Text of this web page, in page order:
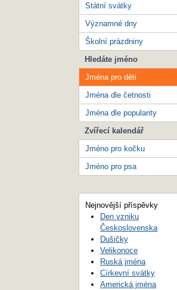
Státní svátky
Významné dny
Školní prázdniny
Hledáte jméno
Jména pro děti
Jména dle četnosti
Jména dle popularity
Zvířecí kalendář
Jméno pro kočku
Jméno pro psa
Nejnovější příspěvky
Den vzniku
Československa
Dušičky
Velikonoce
Ruská jména
Církevní svátky
Americká jména